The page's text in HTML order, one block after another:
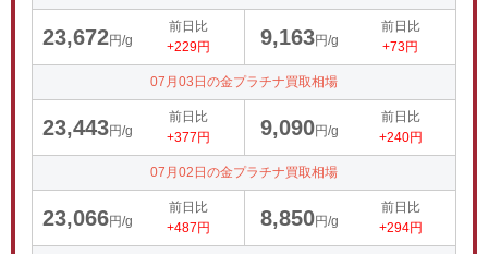
23,672円/g
前日比
+229円
9,163円/g
前日比
+73円
07月03日の金プラチナ買取相場
23,443円/g
前日比
+377円
9,090円/g
前日比
+240円
07月02日の金プラチナ買取相場
23,066円/g
前日比
+487円
8,850円/g
前日比
+294円